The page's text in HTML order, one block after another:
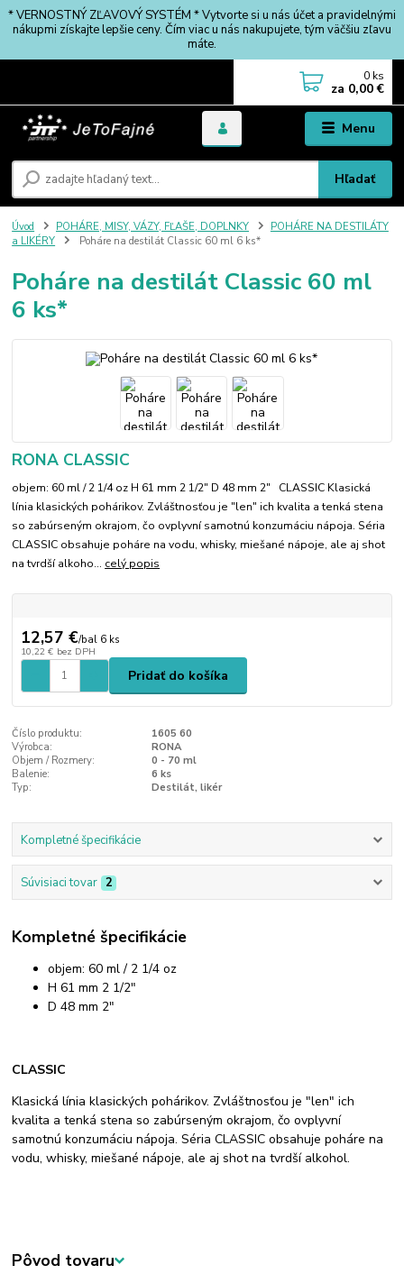
* VERNOSTNÝ ZĽAVOVÝ SYSTÉM * Vytvorte si u nás účet a pravidelnými
nákupmi získajte lepšie ceny. Čím viac u nás nakupujete, tým väčšiu zľavu
máte.
Menu
Hľadať
0 ks
za 0,00 €
Úvod POHÁRE, MISY, VÁZY, FĽAŠE, DOPLNKY
POHÁRE NA DESTILÁTY
a LIKÉRY
Poháre na destilát Classic 60 ml 6 ks*
Poháre na destilát Classic 60 ml
6 ks*
RONA CLASSIC
objem: 60 ml / 2 1/4 oz H 61 mm 2 1/2" D 48 mm 2" CLASSIC Klasická
línia klasických pohárikov. Zvláštnosťou je "len" ich kvalita a tenká stena
so zabúrseným okrajom, čo ovplyvní samotnú konzumáciu nápoja. Séria
CLASSIC obsahuje poháre na vodu, whisky, miešané nápoje, ale aj shot
na tvrdší alkoho... celý popis
12,57 €/bal 6 ks
10,22 € bez DPH
Pridať do košíka
Číslo produktu:
1605 60
Výrobca:
RONA
Objem / Rozmery:
0 - 70 ml
Balenie:
6 ks
Typ:
Destilát, likér
Kompletné špecifikácie
Súvisiaci tovar 2
Kompletné špecifikácie
objem: 60 ml / 2 1/4 oz
H 61 mm 2 1/2"
D 48 mm 2"
CLASSIC
Klasická línia klasických pohárikov. Zvláštnosťou je "len" ich
kvalita a tenká stena so zabúrseným okrajom, čo ovplyvní
samotnú konzumáciu nápoja. Séria CLASSIC obsahuje poháre na
vodu, whisky, miešané nápoje, ale aj shot na tvrdší alkohol.
Pôvod tovaru